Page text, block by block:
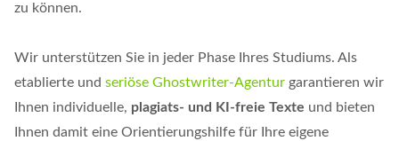
zu können.
Wir unterstützen Sie in jeder Phase Ihres Studiums. Als
etablierte und seriöse Ghostwriter-Agentur garantieren wir
Ihnen individuelle, plagiats- und KI-freie Texte und bieten
Ihnen damit eine Orientierungshilfe für Ihre eigene